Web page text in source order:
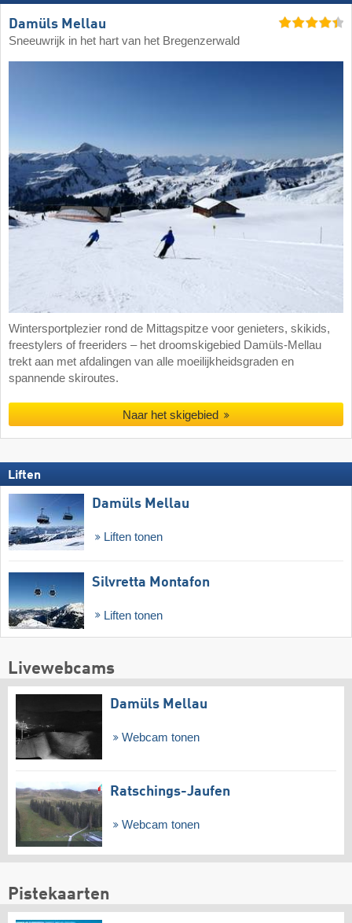
Damüls Mellau
Sneeuwrijk in het hart van het Bregenzerwald
Wintersportplezier rond de Mittagspitze voor genieters, skikids,
freestylers of freeriders – het droomskigebied Damüls-Mellau
trekt aan met afdalingen van alle moeilijkheidsgraden en
spannende skiroutes.
Naar het skigebied
Liften
Damüls Mellau
Liften tonen
Silvretta Montafon
Liften tonen
Livewebcams
Damüls Mellau
Webcam tonen
Ratschings-Jaufen
Webcam tonen
Pistekaarten